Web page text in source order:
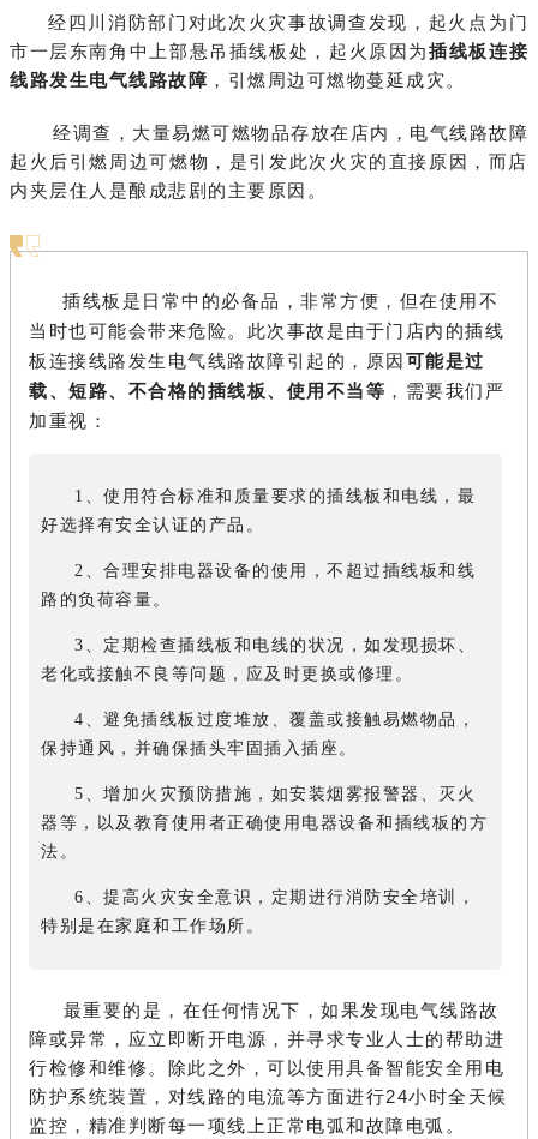
经四川消防部门对此次火灾事故调查发现，起火点为门
市一层东南角中上部悬吊插线板处，起火原因为插线板连接
线路发生电气线路故障 ，引燃周边可燃物蔓延成灾。
经调查，大量易燃可燃物品存放在店内，电气线路故障
起火后引燃周边可燃物，是引发此次火灾的直接原因，而店
内夹层住人是酿成悲剧的主要原因。
插线板是日常中的必备品，非常方便，但在使用不
当时也可能会带来危险。此次事故是由于门店内的插线
板连接线路发生电气线路故障引起的，原因可能是过
载、短路、不合格的插线板、使用不当等 ，需要我们严
加重视：
1、使用符合标准和质量要求的插线板和电线，最
好选择有安全认证的产品。
2、合理安排电器设备的使用，不超过插线板和线
路的负荷容量。
3、定期检查插线板和电线的状况，如发现损坏、
老化或接触不良等问题，应及时更换或修理。
4、避免插线板过度堆放、覆盖或接触易燃物品，
保持通风，并确保插头牢固插入插座。
5、增加火灾预防措施，如安装烟雾报警器、灭火
器等，以及教育使用者正确使用电器设备和插线板的方
法。
6、提高火灾安全意识，定期进行消防安全培训，
特别是在家庭和工作场所。
最重要的是，在任何情况下，如果发现电气线路故
障或异常，应立即断开电源，并寻求专业人士的帮助进
行检修和维修。除此之外，可以使用具备智能安全用电
防护系统装置，对线路的电流等方面进行24小时全天候
监控，精准判断每一项线上正常电弧和故障电弧。